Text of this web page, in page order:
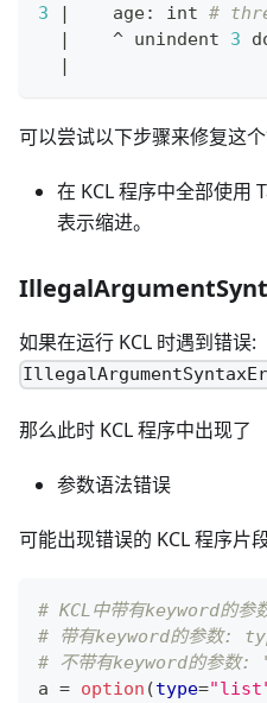
3
    age: int
#
    ^ unindent
3
可以尝试以下步骤来修复这个
在 KCL 程序中全部使用
表示缩进。
如果在运行 KCL 时遇到错误:
那么此时 KCL 程序中出现了
参数语法错误
可能出现错误的 KCL 程序片
# KCL中带有keyword的参
# 带有keyword的参
# 不带有keyword的参数:
a = option (type=